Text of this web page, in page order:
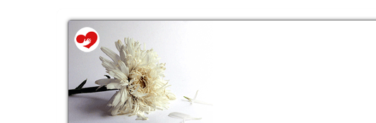
Регистрация